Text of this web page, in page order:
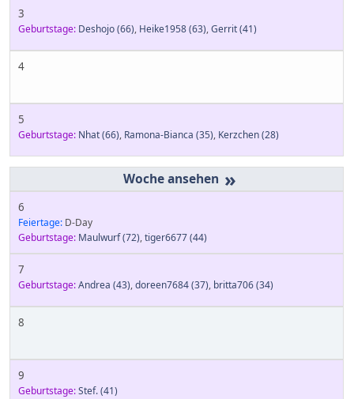
3
Geburtstage: Deshojo(66), Heike1958(63),Gerrit(41)
4
5
Geburtstage: Nhat(66), Ramona-Bianca (35), Kerzchen(28)
»
6
Feiertage: D-Day
Geburtstage: Maulwurf(72),tiger6677(44)
7
Geburtstage:Andrea (43),doreen7684(37), britta706(34)
8
9
Geburtstage:Stef.(41)